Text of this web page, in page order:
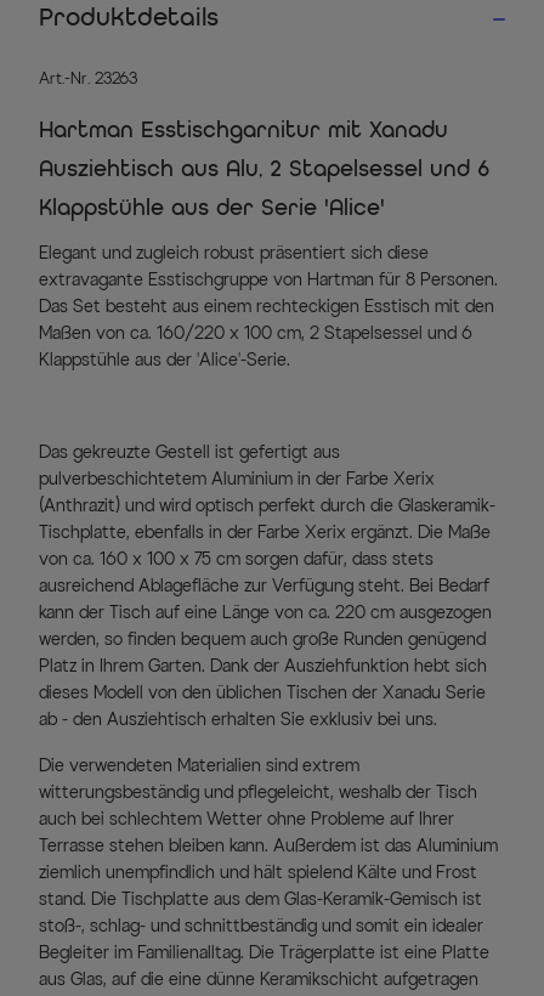
Produktdetails
Art.-Nr. 23263
Hartman Esstischgarnitur mit Xanadu
Ausziehtisch aus Alu, 2 Stapelsessel und 6
Klappstühle aus der Serie 'Alice'
Elegant und zugleich robust präsentiert sich diese
extravagante Esstischgruppe von Hartman für 8 Personen.
Das Set besteht aus einem rechteckigen Esstisch mit den
Maßen von ca. 160/220 x 100 cm, 2 Stapelsessel und 6
Klappstühle aus der 'Alice'-Serie.
Das gekreuzte Gestell ist gefertigt aus
pulverbeschichtetem Aluminium in der Farbe Xerix
(Anthrazit) und wird optisch perfekt durch die Glaskeramik-
Tischplatte, ebenfalls in der Farbe Xerix ergänzt. Die Maße
von ca. 160 x 100 x 75 cm sorgen dafür, dass stets
ausreichend Ablagefläche zur Verfügung steht. Bei Bedarf
kann der Tisch auf eine Länge von ca. 220 cm ausgezogen
werden, so finden bequem auch große Runden genügend
Platz in Ihrem Garten. Dank der Ausziehfunktion hebt sich
dieses Modell von den üblichen Tischen der Xanadu Serie
ab - den Ausziehtisch erhalten Sie exklusiv bei uns.
Die verwendeten Materialien sind extrem
witterungsbeständig und pflegeleicht, weshalb der Tisch
auch bei schlechtem Wetter ohne Probleme auf Ihrer
Terrasse stehen bleiben kann. Außerdem ist das Aluminium
ziemlich unempfindlich und hält spielend Kälte und Frost
stand. Die Tischplatte aus dem Glas-Keramik-Gemisch ist
stoß-, schlag- und schnittbeständig und somit ein idealer
Begleiter im Familienalltag. Die Trägerplatte ist eine Platte
aus Glas, auf die eine dünne Keramikschicht aufgetragen